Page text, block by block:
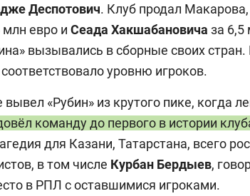
Деспотович. Клуб продал Макарова,
млн евро и Сеада Хакшабановича за 6,5
вызывались в сборные своих стран.
уровню игроков.
«Рубин» из крутого пике, когда
команду до первого в истории
для Казани, Татарстана, всего
в том числе Курбан Бердыев,
в РПЛ с оставшимися игроками.